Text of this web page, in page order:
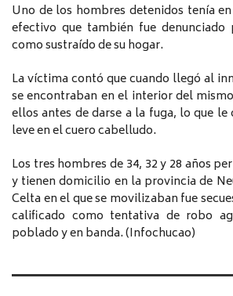
Uno de los hombres detenidos tenía
efectivo que también fue
como sustraído de su hogar.
La víctima contó que cuando llegó al
se encontraban en el interior del
ellos antes de darse a la fuga, lo que le
leve en el cuero cabelludo.
Los tres hombres de 34, 32 y 28 años
y tienen domicilio en la provincia de
Celta en el que se movilizaban fue
calificado como tentativa de robo
poblado y en banda. (Infochucao)